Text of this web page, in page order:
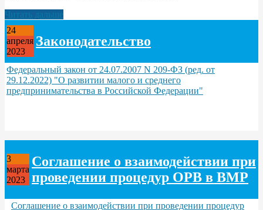
Читать дальше
24
апреля
2023
Законодательство
Федеральный закон от 24.07.2007 N 209-ФЗ (ред. от
29.12.2022) "О развитии малого и среднего
предпринимательства в Российской Федерации"
3
марта
2023
Соглашение о взаимодействии при
проведении процедур ОРВ в ВМР
Соглашение о взаимодействии при проведении процедур